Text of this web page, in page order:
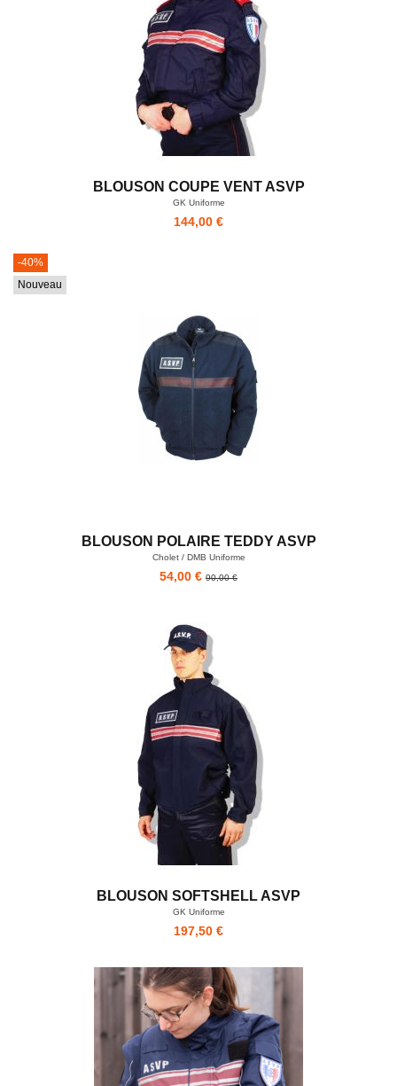
BLOUSON COUPE VENT ASVP
GK Uniforme
144,00 €
-40%
Nouveau
BLOUSON POLAIRE TEDDY ASVP
Cholet / DMB Uniforme
54,00 € 90,00 €
BLOUSON SOFTSHELL ASVP
GK Uniforme
197,50 €